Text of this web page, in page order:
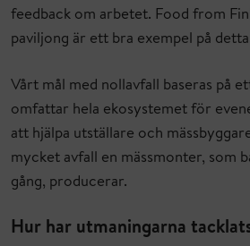
feedback om arbetet. Food from
paviljong är ett bra exempel på
Vårt mål med nollavfall baseras på
omfattar hela ekosystemet för
att hjälpa utställare och
mycket avfall en mässmonter, som
gång, producerar.
Hur har utmaningarna